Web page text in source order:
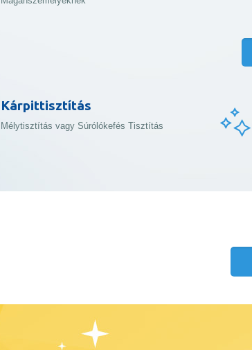
Kárpittisztítás
Mélytisztítás vagy Súrólókefés Tisztítás